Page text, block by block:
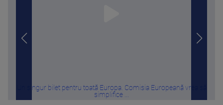
Un singur bilet pentru toată Europa. Comisia Europeană vrea să
simplifice ...